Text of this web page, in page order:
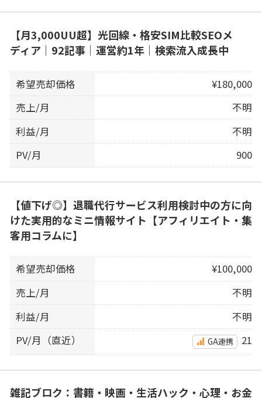
【月3,000UU超】光回線・格安SIM比較SEOメ
ディア｜92記事｜運営約1年｜検索流入成長中
希望売却価格
¥180,000
売上/月
不明
利益/月
不明
PV/月
900
【値下げ◎】退職代行サービス利用検討中の方に向
けた実用的なミニ情報サイト【アフィリエイト・集
客用コラムに】
希望売却価格
¥100,000
売上/月
不明
利益/月
不明
PV/月（直近）
GA連携 21
雑記ブロク：書籍・映画・生活ハック・心理・お金